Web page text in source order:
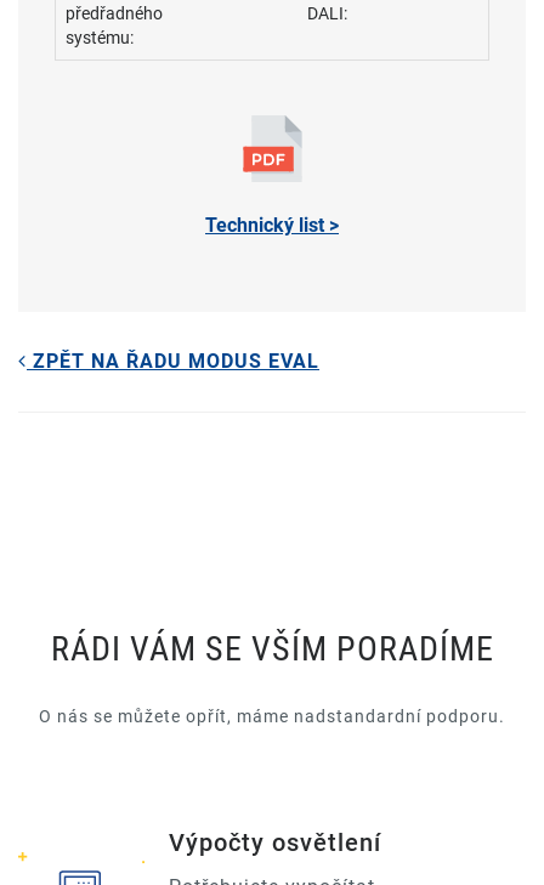
předřadného
systému:
DALI:
Technický list >
ZPĚT NA ŘADU MODUS EVAL
RÁDI VÁM SE VŠÍM PORADÍME
O nás se můžete opřít, máme nadstandardní podporu.
Výpočty osvětlení